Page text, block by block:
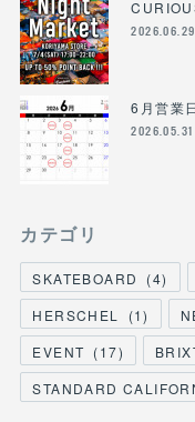
6月営業
2026.05.31
カテゴリ
SKATEBOARD (4)
HERSCHEL
(1)
EVENT (17)
STANDARD